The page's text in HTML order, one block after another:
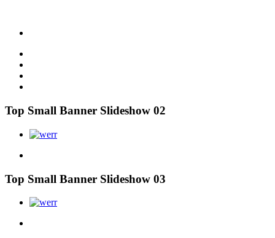
Top Small Banner Slideshow 02
Top Small Banner Slideshow 03